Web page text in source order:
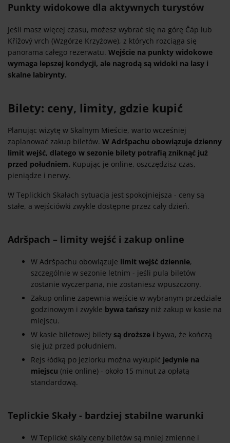
Punkty widokowe dla aktywnych turystów
Jeśli masz więcej czasu, możesz wybrać się na górę Čáp lub
Křížový vrch (Wzgórze Krzyżowe), z których rozciąga się
panorama całego rezerwatu. Wejście na punkty widokowe
wymaga lepszej kondycji, ale nagrodą są widoki na lasy i
skalne labirynty.
Bilety: ceny, limity, gdzie kupić
Planując wizytę w Skalnym Mieście, warto wcześniej
zaplanować zakup biletów. W Adršpachu obowiązuje dzienny
limit wejść, dlatego w sezonie bilety potrafią zniknąć już
przed południem. Kupując je online, oszczędzisz czas,
pieniądze i nerwy.
W Teplickich Skałach sytuacja jest spokojniejsza - ceny są
stałe, a wejściówki zwykle dostępne przez cały dzień.
Adršpach – limity wejść i zakup online
W Adršpachu obowiązuje limit wejść dziennie,
szczególnie w sezonie letnim - jeśli pula biletów
zostanie wyczerpana, nie zostaniesz wpuszczony.
Zakup online zapewnia wejście w wybranym przedziale
godzinowym i zwykle bywa tańszy niż zakup w kasie na
miejscu.
W kasie biletowej bilety są droższe i bywa, że kończą
się już przed południem.
Rejs łódką po jeziorku można wykupić jedynie na
miejscu (nie online) - około 15 minut za opłatą
standardową.
Teplickie Skały - bardziej stabilne warunki
W Teplické skály ceny biletów są mniej zmienne i